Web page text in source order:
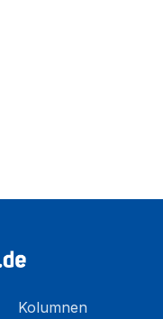
Kolumnen